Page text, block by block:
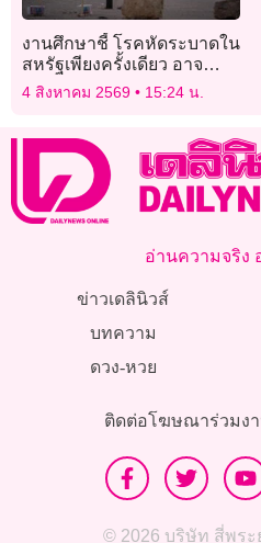
งานศึกษาชี้ โรคหัดระบาดใน
สหรัฐเพียงครั้งเดียว อาจ
ทำให้เสียเงินหลักร้อยล้าน
4 สิงหาคม 2569 15:24 น.
อ่านความจริง
ข่าวเดลินิวส์
บทความ
ดวง-หวย
ติดต่อโฆษณาร่วมง
© 2026 บริษัท สี่พร